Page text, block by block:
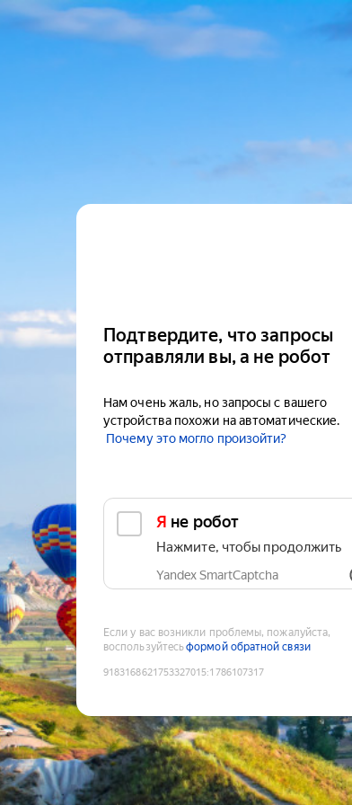
Подтвердите, что запросы
отправляли вы, а не робот
Нам очень жаль, но запросы с вашего
устройства похожи на автоматические.
Почему это могло произойти?
Я не робот
Нажмите, чтобы продолжить
Yandex SmartCaptcha
Если у вас возникли проблемы, пожалуйста,
воспользуйтесьформой обратной связи
9183168621753327015:1786107317